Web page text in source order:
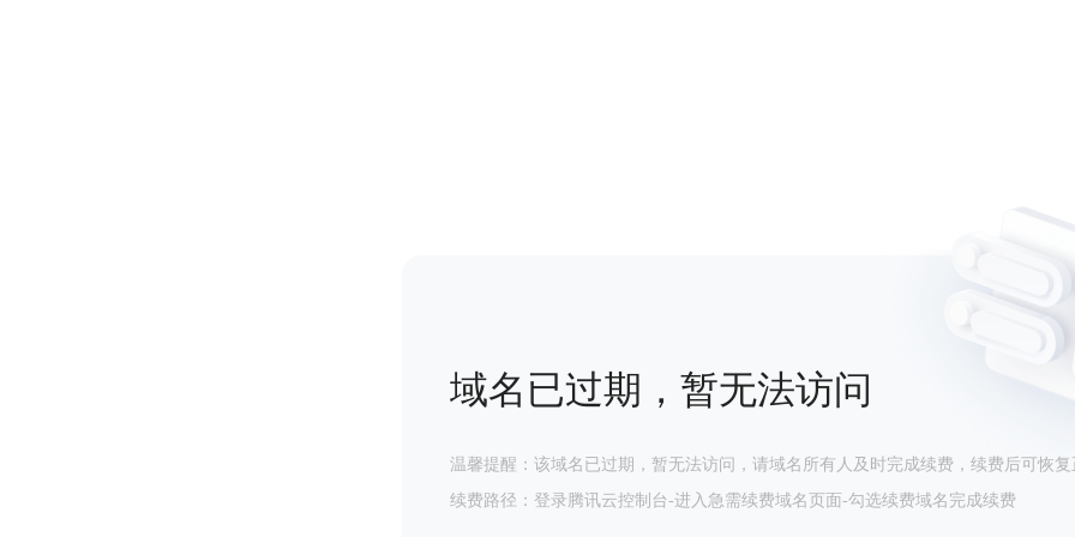
域名已过期，暂无法访问
温馨提醒：该域名已过期，暂无法访问，请域名所有人及时完成续费，续费后可恢复
续费路径：登录腾讯云控制台-进入急需续费域名页面-勾选续费域名完成续费